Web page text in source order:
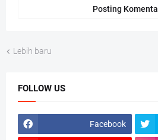
Posting
Lebih baru
FOLLOW US
Facebook